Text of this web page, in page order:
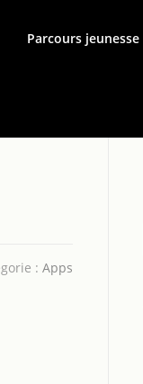
Parcours jeunesse
: Apps